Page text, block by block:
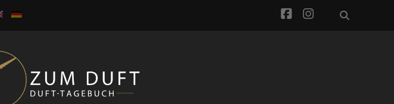
facebook
instagram